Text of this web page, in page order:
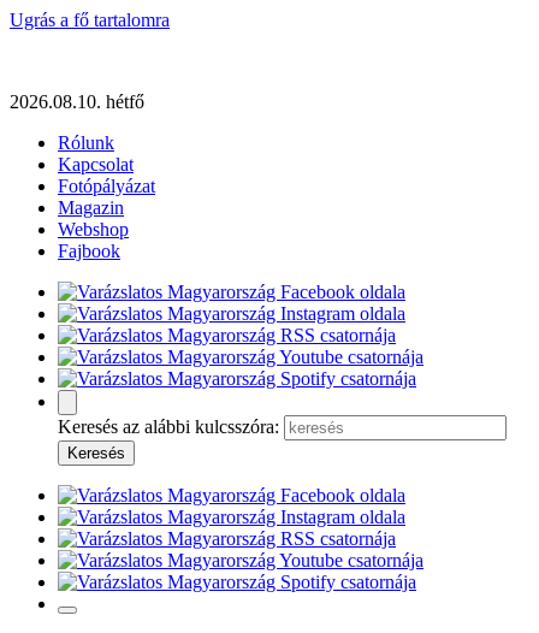
Ugrás a fő tartalomra
2026.08.10. hétfő
Rólunk
Kapcsolat
Fotópályázat
Magazin
Webshop
Fajbook
Keresés az alábbi kulcsszóra: